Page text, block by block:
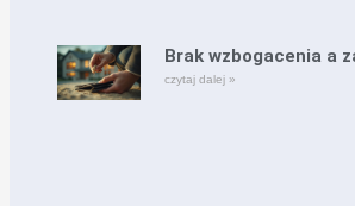
Brak wzbogacenia a
czytaj dalej »